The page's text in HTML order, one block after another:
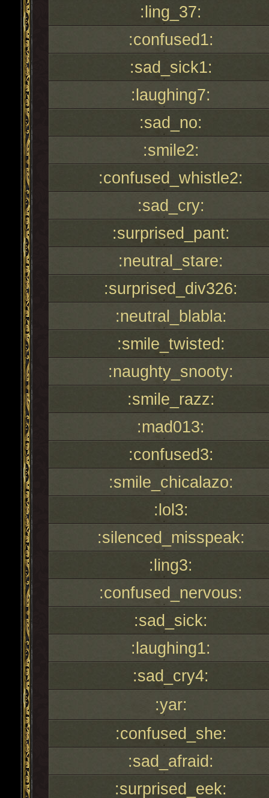
:ling_37:
:confused1:
:sad_sick1:
:laughing7:
:sad_no:
:smile2:
:confused_whistle2:
:sad_cry:
:surprised_pant:
:neutral_stare:
:surprised_div326:
:neutral_blabla:
:smile_twisted:
:naughty_snooty:
:smile_razz:
:mad013:
:confused3:
:smile_chicalazo:
:lol3:
:silenced_misspeak:
:ling3:
:confused_nervous:
:sad_sick:
:laughing1:
:sad_cry4:
:yar:
:confused_she:
:sad_afraid:
:surprised_eek: